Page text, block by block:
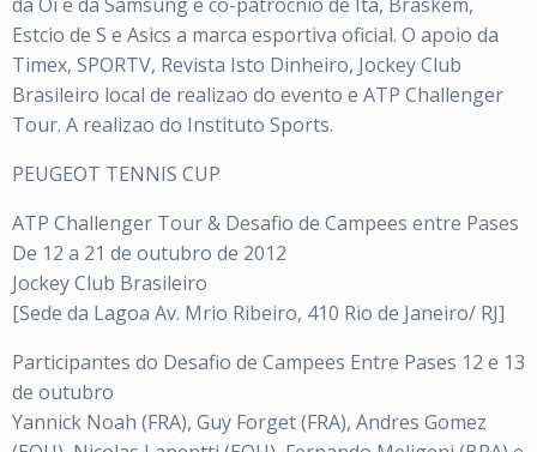
Estcio de S e Asics a marca esportiva oficial. O apoio da
Timex, SPORTV, Revista Isto Dinheiro, Jockey Club
Brasileiro local de realizao do evento e ATP Challenger
Tour. A realizao do Instituto Sports.
PEUGEOT TENNIS CUP
ATP Challenger Tour & Desafio de Campees entre Pases
De 12 a 21 de outubro de 2012
Jockey Club Brasileiro
[Sede da Lagoa Av. Mrio Ribeiro, 410 Rio de Janeiro/ RJ]
Participantes do Desafio de Campees Entre Pases 12 e 13
de outubro
Yannick Noah (FRA), Guy Forget (FRA), Andres Gomez